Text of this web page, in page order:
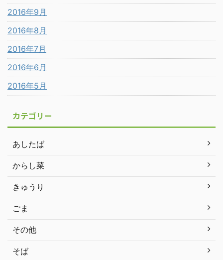
2016年9月
2016年8月
2016年7月
2016年6月
2016年5月
カテゴリー
あしたば
からし菜
きゅうり
ごま
その他
そば